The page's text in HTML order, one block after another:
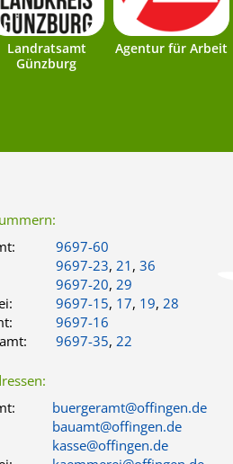
Landratsamt
Günzburg
Agentur für Arbeit
9697-60
9697-23, 21 , 36
9697-20, 29
9697-15, 17, 19, 28
9697-16
9697-35, 22
buergeramt@offingen.de
bauamt@offingen.de
kasse@offingen.de